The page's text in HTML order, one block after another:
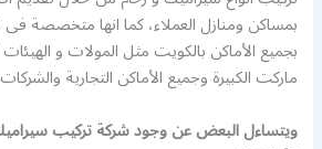
بمساكن ومنازل العملاء، كما انها متخصصة
بجميع الأماكن بالكويت مثل المولات و
ماركت الكبيرة وجميع الأماكن التجارية
ويتساءل البعض عن وجود شركة تركيب